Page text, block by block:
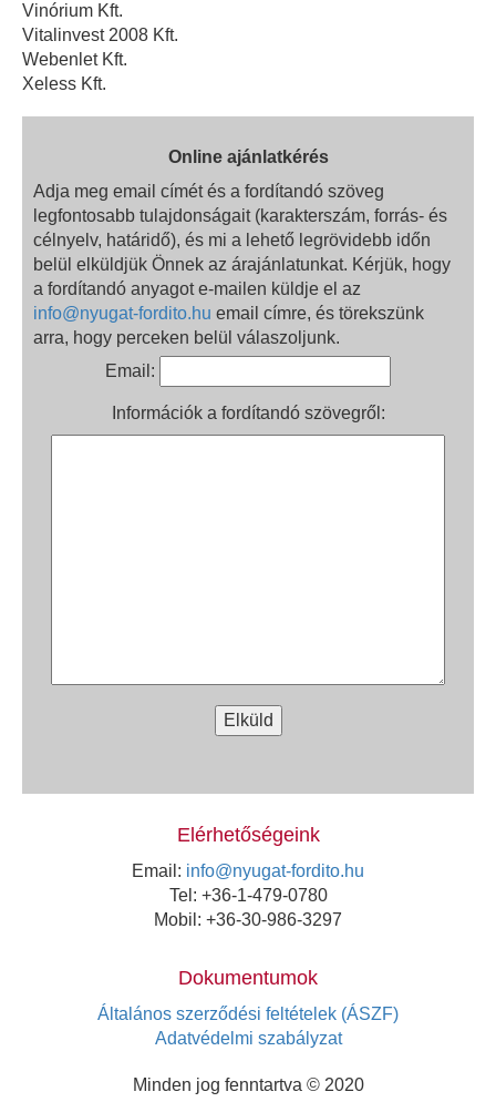
Vinórium Kft.
Vitalinvest 2008 Kft.
Webenlet Kft.
Xeless Kft.
Online ajánlatkérés
Adja meg email címét és a fordítandó szöveg
legfontosabb tulajdonságait (karakterszám, forrás- és
célnyelv, határidő), és mi a lehető legrövidebb időn
belül elküldjük Önnek az árajánlatunkat. Kérjük, hogy
a fordítandó anyagot e-mailen küldje el az
info@nyugat‑fordito.hu email címre, és törekszünk
arra, hogy perceken belül válaszoljunk.
Email:
Információk a fordítandó szövegről:
Elérhetőségeink
Email: info@nyugat-fordito.hu
Tel: +36-1-479-0780
Mobil: +36-30-986-3297
Dokumentumok
Általános szerződési feltételek (ÁSZF)
Adatvédelmi szabályzat
Minden jog fenntartva © 2020